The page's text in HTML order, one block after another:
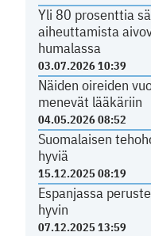
Yli 80 prosenttia
aiheuttamista
humalassa
03.07.2026 10:39
Näiden oireiden
menevät lääkäriin
04.05.2026 08:52
Suomalaisen
hyviä
15.12.2025 08:19
Espanjassa
hyvin
07.12.2025 13:59